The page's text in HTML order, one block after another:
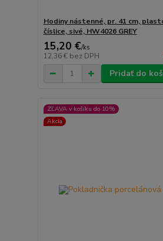
Hodiny nástenné, pr. 41 cm,
číslice, sivé, HW4026 GREY
15,20 €/ks
12,36 € bez DPH
Pridať do
ZĽAVA v košíku do 10%
Akcia